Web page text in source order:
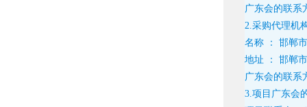
广东会的联系
2.采购代理机
名称 ： 邯郸
地址 ： 邯郸
广东会的联系
3.项目广东会